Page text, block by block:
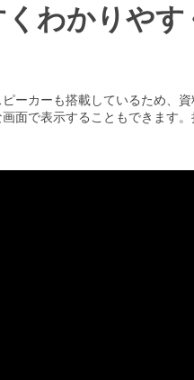
わかりや
ーカーも搭載しているため、
面で表示することもできます